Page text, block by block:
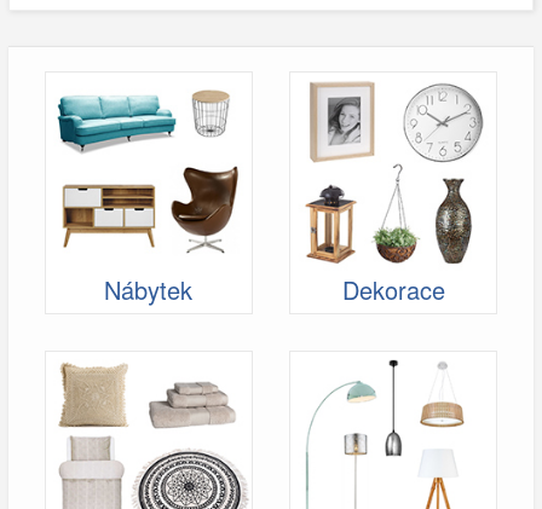
Nábytek Dekorace